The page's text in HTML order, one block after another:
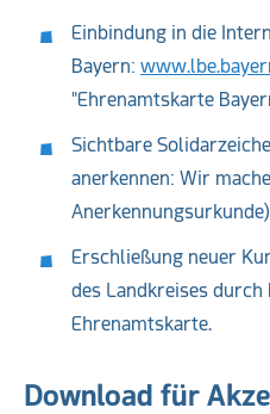
Einbindung in die
Bayern:
"Ehrenamtskarte
Sichtbare
anerkennen: Wir
Erschließung neuer
des Landkreises
Ehrenamtskarte.
Download für